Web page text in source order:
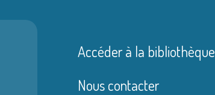
Accéder à la bibliothèque
Nous contacter